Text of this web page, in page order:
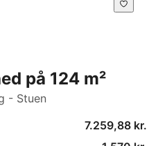
på 124 m²
- Stuen
7.259,88 kr.